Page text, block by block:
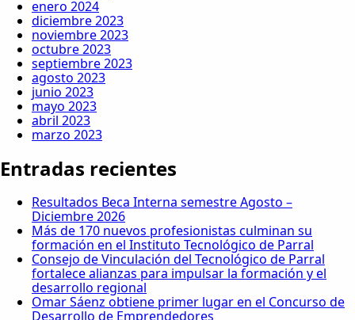
enero 2024
diciembre 2023
noviembre 2023
octubre 2023
septiembre 2023
agosto 2023
junio 2023
mayo 2023
abril 2023
marzo 2023
Entradas recientes
Resultados Beca Interna semestre Agosto –
Diciembre 2026
Más de 170 nuevos profesionistas culminan su
formación en el Instituto Tecnológico de Parral
Consejo de Vinculación del Tecnológico de Parral
fortalece alianzas para impulsar la formación y el
desarrollo regional
Omar Sáenz obtiene primer lugar en el Concurso de
Desarrollo de Emprendedores